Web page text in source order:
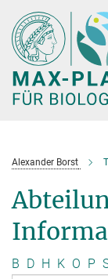
Hauptinhalt
Alexander Borst
B D H K O P